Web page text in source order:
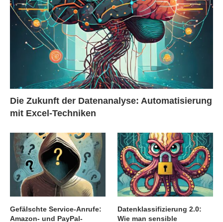
Die Zukunft der Datenanalyse: Automatisierung
mit Excel-Techniken
Gefälschte Service-Anrufe:
Amazon- und PayPal-
Datenklassifizierung 2.0:
Wie man sensible